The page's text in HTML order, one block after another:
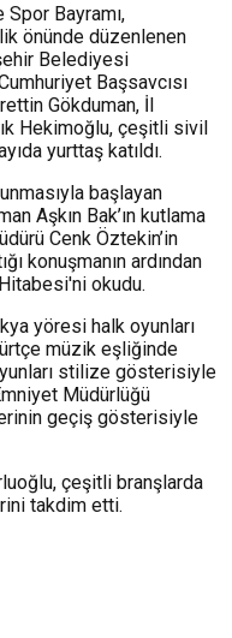
Spor Bayramı,
önünde düzenlenen
Belediyesi
Başsavcısı
Gökduman, İl
Hekimoğlu, çeşitli sivil
yurttaş katıldı.
başlayan
Aşkın Bak’ın kutlama
Cenk Öztekin’in
konuşmanın ardından
okudu.
yöresi halk oyunları
müzik eşliğinde
stilize gösterisiyle
Müdürlüğü
geçiş gösterisiyle
çeşitli branşlarda
takdim etti.